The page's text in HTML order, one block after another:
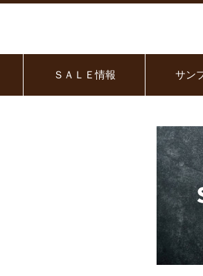
ＳＡＬＥ情報 サン